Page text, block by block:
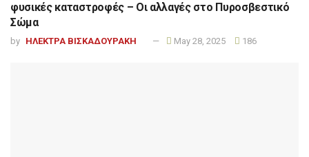
φυσικές καταστροφές – Οι αλλαγές στο Πυροσβεστικό
Σώμα
by ΗΛΕΚΤΡΑ ΒΙΣΚΑΔΟΥΡΑΚΗ May 28, 2025 186